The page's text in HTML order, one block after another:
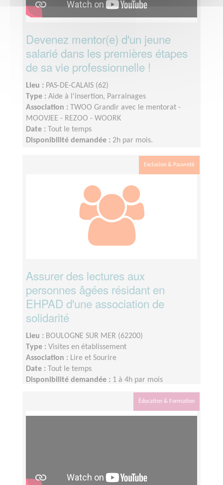
Devenez mentor(e) d'un jeune
salarié dans les premières étapes
de sa vie professionnelle !
Lieu : PAS-DE-CALAIS (62)
Type : Aide à l'insertion, Parrainages
Association :
TWOO Grandir avec le mentorat -
MOOVJEE - REZOO - WOORK
Date :
Tout le temps
Disponibilité demandée : 2h par mois.
Exclusion & Pauvreté
Assurer des lectures aux
personnes âgées résidant en
EHPAD d'une association de
solidarité
Lieu : BOULOGNE SUR MER (62200)
Type : Visites en établissement
Association : Lire et Sourire
Date :
Tout le temps
Disponibilité demandée : 1 à 4h par mois
Éducation & Formation